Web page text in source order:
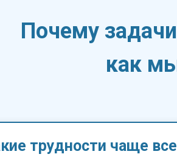
Почему
как
трудности чаще